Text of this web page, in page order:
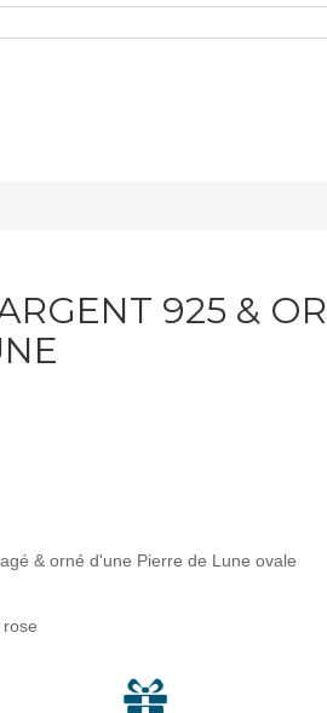
925 & OR
& orné d'une Pierre de Lune ovale